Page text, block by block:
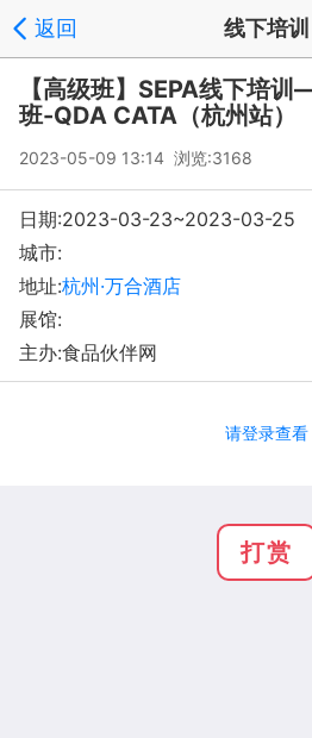
返回 线下培训
【高级班】SEPA线下培
班-QDA CATA（杭州站）
2023-05-09 13:14 浏览:3168
日期:2023-03-23~2023-03-25
城市:
地址:杭州·万合酒店
展馆:
主办:食品伙伴网
请登录查看
打赏